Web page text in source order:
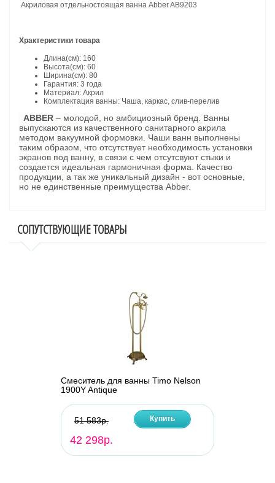
Акриловая отдельностоящая ванна Abber AB9203
Храктеристики товара
Длина(см): 160
Высота(см): 60
Ширина(см): 80
Гарантия: 3 года
Материал: Акрил
Комплектация ванны: Чаша, каркас, слив-перелив
ABBER – молодой, но амбициозный бренд. Ванны
выпускаются из качественного санитарного акрила
методом вакуумной формовки. Чаши ванн выполнены
таким образом, что отсутствует необходимость установки
экранов под ванну, в связи с чем отсутсвуют стыки и
создается идеальная гармоничная форма. Качество
продукции, а так же уникальный дизайн - вот основные,
но не единственные преимущества Abber.
СОПУТСТВУЮЩИЕ ТОВАРЫ
Смеситель для ванны Timo Nelson
1900Y Antique
51 583р.
42 298р.
Купить